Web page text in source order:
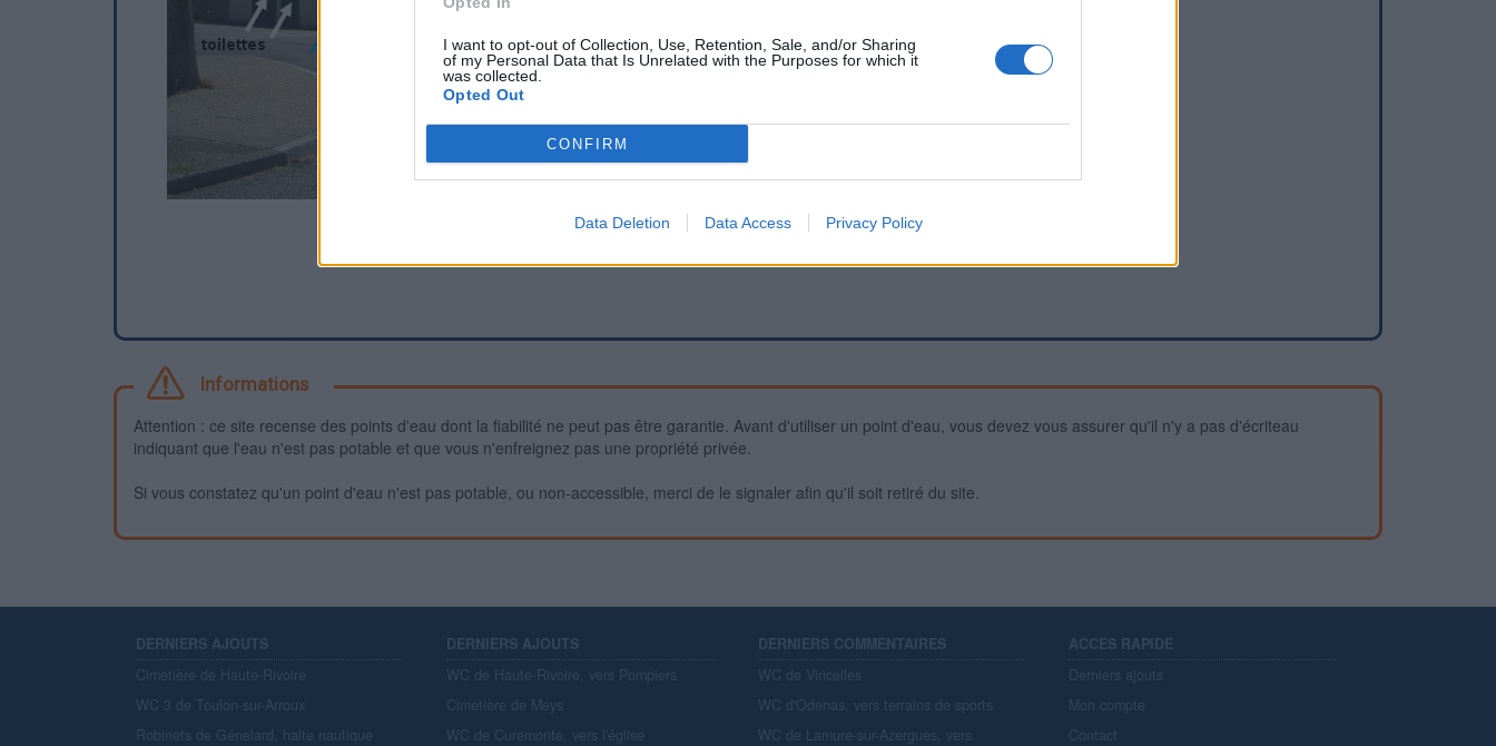
I want to opt-out of Collection, Use, Retention, Sale, and/or Sharing
of my Personal Data that Is Unrelated with the Purposes for which it
was collected.
Opted Out
CONFIRM
Data Deletion Data Access Privacy Policy
Informations
Attention : ce site recense des points d'eau dont la fiabilité ne peut pas être garantie. Avant d'utiliser un point d'eau, vous devez vous assurer qu'il n'y a pas d'écriteau
indiquant que l'eau n'est pas potable et que vous n'enfreignez pas une propriété privée.
Si vous constatez qu'un point d'eau n'est pas potable, ou non-accessible, merci de le signaler afin qu'il soit retiré du site.
DERNIERS AJOUTS
Cimetière de Haute-Rivoire
WC 3 de Toulon-sur-Arroux
Robinets de Génelard, halte nautique
DERNIERS AJOUTS
WC de Haute-Rivoire, vers Pompiers
Cimetière de Meys
WC de Curemonte, vers l'église
DERNIERS COMMENTAIRES
WC de Viricelles
WC d'Odenas, vers terrains de sports
WC de Lamure-sur-Azergues, vers
ACCES RAPIDE
Derniers ajouts
Mon compte
Contact